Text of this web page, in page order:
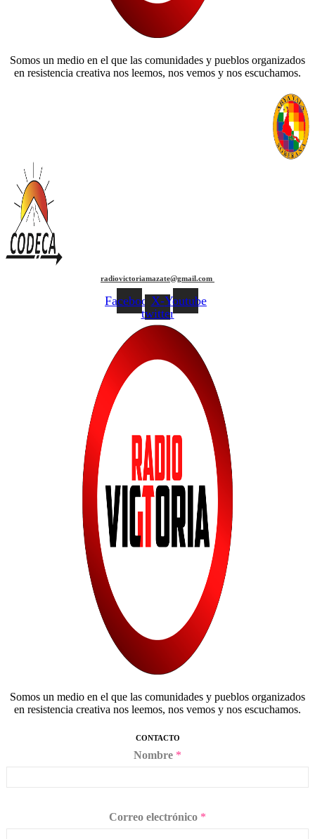
Somos un medio en el que las comunidades y pueblos organizados
en resistencia creativa nos leemos, nos vemos y nos escuchamos.
radiovictoriamazate@gmail.com
FacebookX-
twitter
Youtube
Somos un medio en el que las comunidades y pueblos organizados
en resistencia creativa nos leemos, nos vemos y nos escuchamos.
CONTACTO
Nombre *
Correo electrónico *